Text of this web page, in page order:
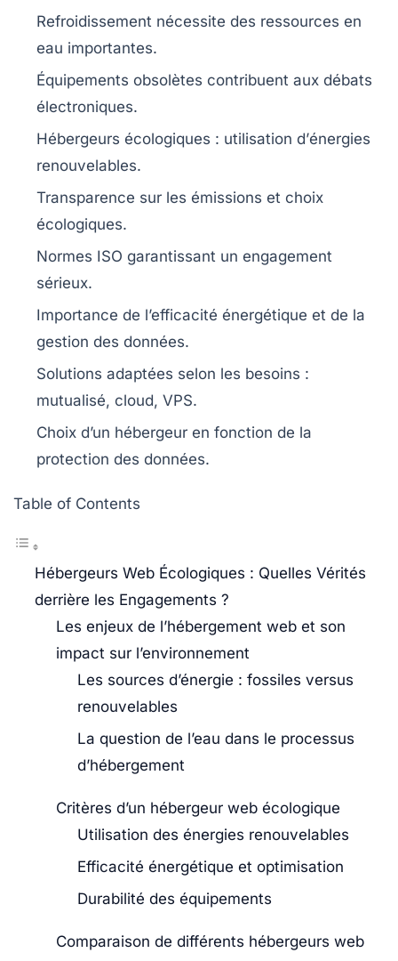
Refroidissement nécessite des ressources en
eau importantes.
Équipements obsolètes contribuent aux débats
électroniques.
Hébergeurs écologiques : utilisation d’énergies
renouvelables.
Transparence sur les émissions et choix
écologiques.
Normes ISO garantissant un engagement
sérieux.
Importance de l’efficacité énergétique et de la
gestion des données.
Solutions adaptées selon les besoins :
mutualisé, cloud, VPS.
Choix d’un hébergeur en fonction de la
protection des données.
Table of Contents
Hébergeurs Web Écologiques : Quelles Vérités
derrière les Engagements ?
Les enjeux de l’hébergement web et son
impact sur l’environnement
Les sources d’énergie : fossiles versus
renouvelables
La question de l’eau dans le processus
d’hébergement
Critères d’un hébergeur web écologique
Utilisation des énergies renouvelables
Efficacité énergétique et optimisation
Durabilité des équipements
Comparaison de différents hébergeurs web